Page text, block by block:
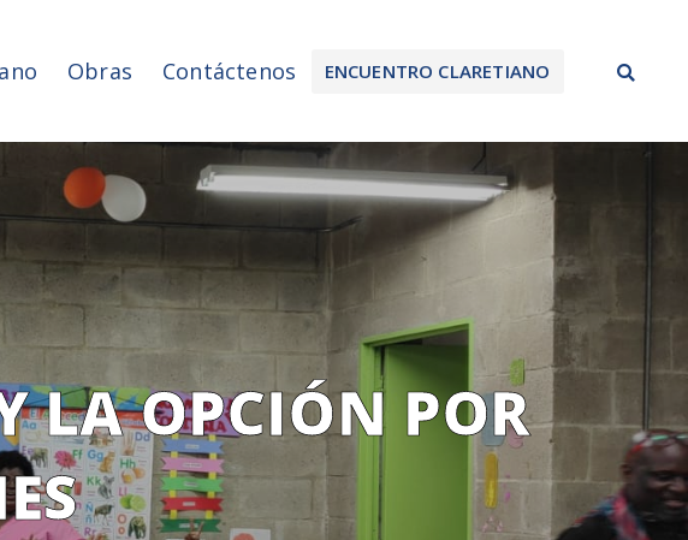
Obras Contáctenos ENCUENTRO CLARETIANO
LA OPCIÓN POR